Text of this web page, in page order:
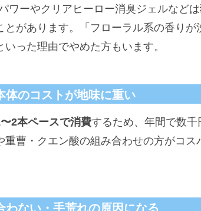
ワーやクリアヒーロー消臭ジェルなどは
とがあります。「フローラル系の香り
った理由でやめた方もいます。
体のコストが地味に重い
2本ペースで消費するため、年間で数
重曹・クエン酸の組み合わせの方がコ
わない・手荒れの原因になる